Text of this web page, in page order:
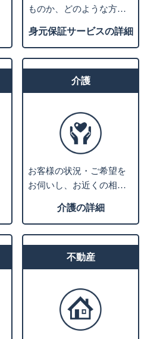
ものか、どのような方に
サポートの内容や費用に
ついてご紹介します。
は対象外です。
身元保証サービスの詳細
介護
お客様の状況・ご希望を
お伺いし、お近くの相談
ーム・介護施設の特色な
どをご説明いたします。
は、費用やサービスや施
設の雰囲気などからお客
紹介します。
介護の詳細
不動産